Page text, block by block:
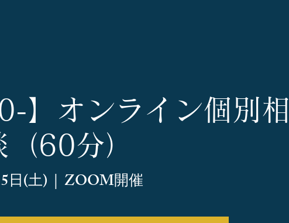
】オンライン個別相
（60分）
日(土)
  |
ZOOM開催